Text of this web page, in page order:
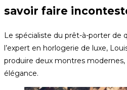
savoir faire
Le spécialiste du prêt-à-porter de
l’expert en horlogerie de luxe,
produire deux montres
élégance.